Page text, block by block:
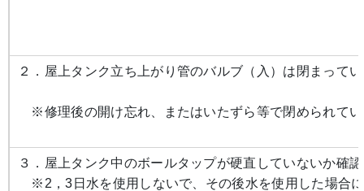
２．屋上タンク立ち上がり管のバルブ（入）は閉まって
※修理後の開け忘れ、またはいたずら等で閉められて
３．屋上タンク中のボールタップが硬直していないか確
※2，3日水を使用しないで、その後水を使用した場合